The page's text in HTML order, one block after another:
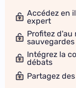
Accédez en
expert
Profitez d'au
sauvegardes
Intégrez la
débats
Partagez